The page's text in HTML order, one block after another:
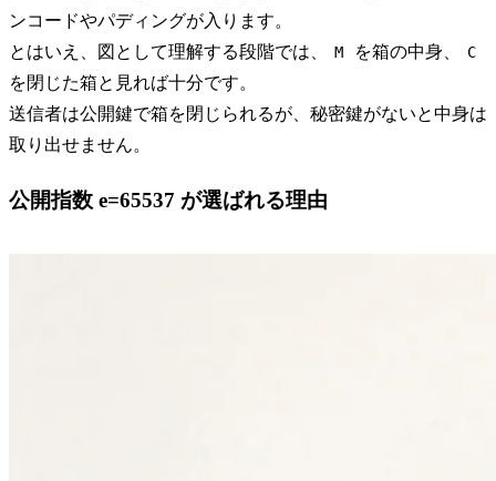
ンコードやパディングが入ります。
とはいえ、図として理解する段階では、
M を箱の中身、 C
を閉じた箱と見れば十分です。
送信者は公開鍵で箱を閉じられるが、秘密鍵がないと中身は
取り出せません。
公開指数 e=65537 が選ばれる理由